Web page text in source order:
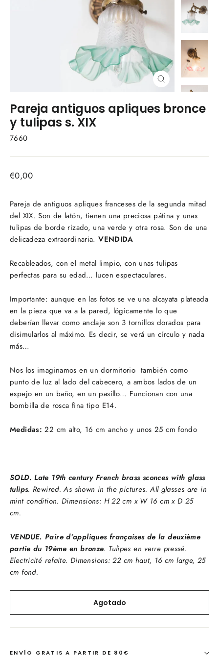
Cerrar
(esc)
Pareja antiguos apliques bronce
y tulipas s. XIX
7660
Precio
€0,00
Pareja de antiguos apliques franceses de la segunda mitad
del XIX. Son de latón, tienen una preciosa pátina y unas
tulipas de borde rizado, una verde y otra rosa. Son de una
delicadeza extraordinaria.VENDIDA
Recableados, con el metal limpio, con unas tulipas
perfectas para su edad… lucen espectaculares.
Importante: aunque en las fotos se ve una alcayata plateada
en la pieza que va a la pared, lógicamente lo que
deberían llevar como anclaje son 3 tornillos dorados para
disimularlos al máximo. Es decir, se verá un círculo y nada
más…
Nos los imaginamos en un dormitorio también como
punto de luz al lado del cabecero, a ambos lados de un
espejo en un baño, en un pasillo… Funcionan con una
bombilla de rosca fina tipo E14.
Medidas: 22 cm alto, 16 cm ancho y unos 25 cm fondo
SOLD. Late 19th century French brass sconces with glass
tulips. Rewired. As shown in the pictures. All glasses are in
mint condition. Dimensions: H 22 cm x W 16 cm x D 25
cm.
VENDUE. Paire d’appliques françaises de la deuxième
partie du 19ème en bronze. Tulipes en verre pressé.
Electricité refaite. Dimensions: 22 cm haut, 16 cm large, 25
cm fond.
Agotado
ENVÍO GRATIS A PARTIR DE 80€